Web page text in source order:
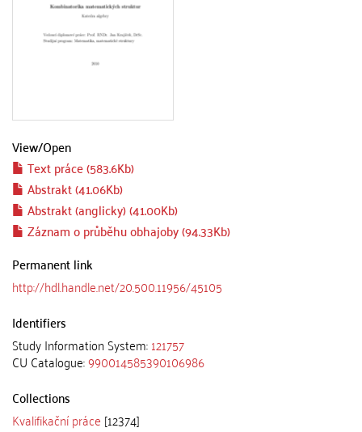
View/Open
Text práce (583.6Kb)
Abstrakt (41.06Kb)
Abstrakt (anglicky) (41.00Kb)
Záznam o průběhu obhajoby (94.33Kb)
Permanent link
http://hdl.handle.net/20.500.11956/45105
Identifiers
Study Information System:121757
CU Catalogue:990014585390106986
Collections
Kvalifikační práce [12374]